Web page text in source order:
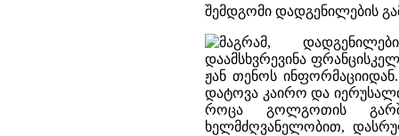
შემდგომი დადგენილების
მაგრამ,
დაამსხვრევინა
ჟან თენოს
დატოვა კაირო და
როცა გოლგოთის
ხელმძღვანელობით,